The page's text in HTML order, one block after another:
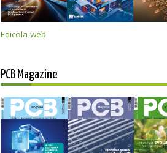
Edicola web
PCB Magazine